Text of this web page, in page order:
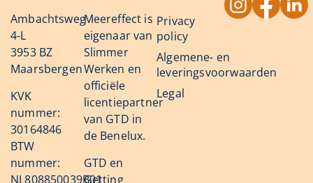
Ambachtsweg
4-L
3953 BZ
Maarsbergen
KVK
nummer:
30164846
BTW
nummer:
NL808850039B01
Meereffect is
eigenaar van
Slimmer
Werken en
officiële
licentiepartner
van GTD in
de Benelux.
GTD en
Getting
Privacy
policy
Algemene- en
leveringsvoorwaarden
Legal